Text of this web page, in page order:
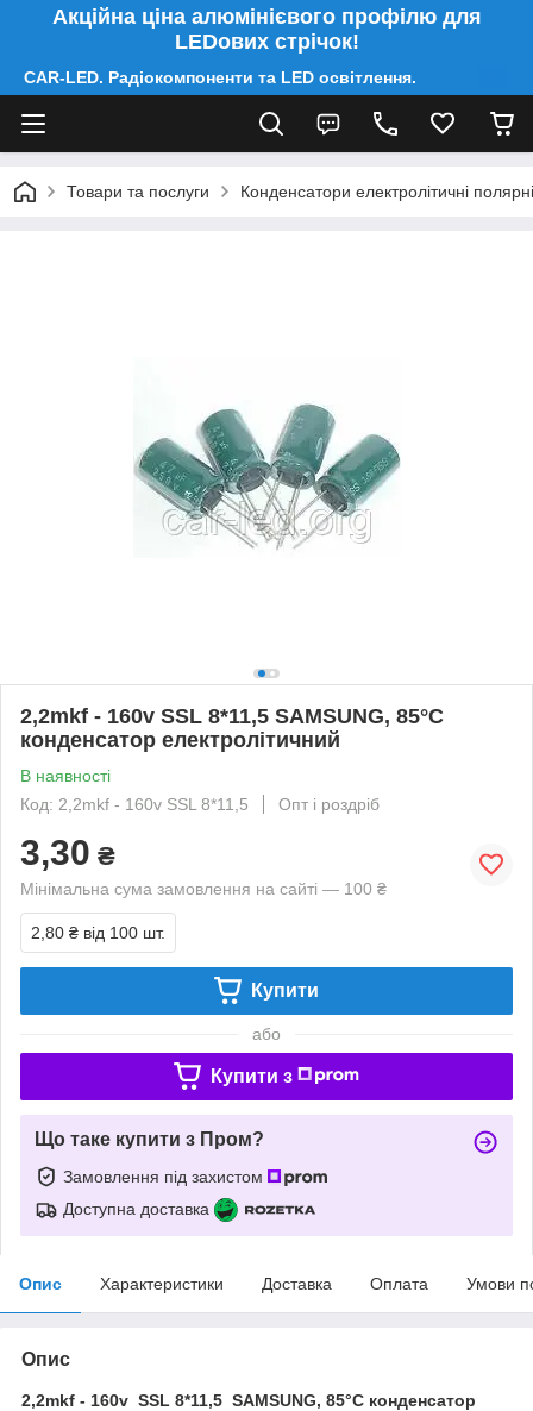
Акційна ціна алюмінієвого профілю для
LEDових стрічок!
CAR-LED. Радіокомпоненти та LED освітлення.
Товари та послуги Конденсатори електролітичні
2,2mkf - 160v SSL 8*11,5 SAMSUNG, 85°C
конденсатор електролітичний
В наявності
Код: 2,2mkf - 160v SSL 8*11,5
Опт і роздріб
3,30 ₴
Мінімальна сума замовлення на сайті — 100 ₴
2,80 ₴ від 100 шт.
Купити
або
Купити з
Що таке купити з Пром?
Замовлення під захистом
Доступна доставка
Опис Характеристики Доставка Оплата Умови
Опис
2,2mkf - 160v SSL 8*11,5 SAMSUNG, 85°C конденсатор